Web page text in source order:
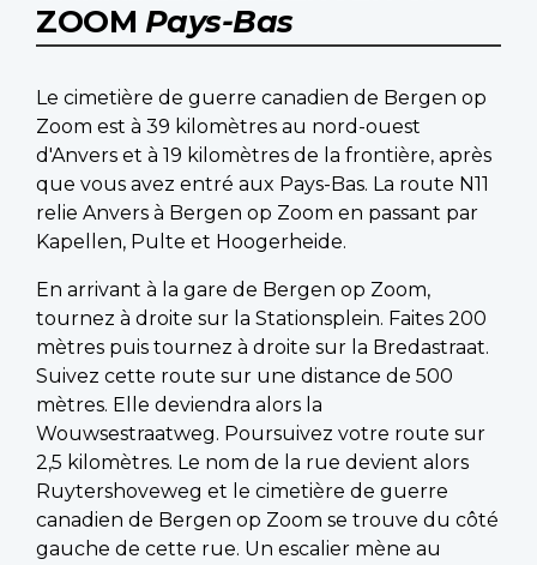
ZOOM Pays-Bas
Le cimetière de guerre canadien de Bergen op
Zoom est à 39 kilomètres au nord-ouest
d'Anvers et à 19 kilomètres de la frontière, après
que vous avez entré aux Pays-Bas. La route N11
relie Anvers à Bergen op Zoom en passant par
Kapellen, Pulte et Hoogerheide.
En arrivant à la gare de Bergen op Zoom,
tournez à droite sur la Stationsplein. Faites 200
mètres puis tournez à droite sur la Bredastraat.
Suivez cette route sur une distance de 500
mètres. Elle deviendra alors la
Wouwsestraatweg. Poursuivez votre route sur
2,5 kilomètres. Le nom de la rue devient alors
Ruytershoveweg et le cimetière de guerre
canadien de Bergen op Zoom se trouve du côté
gauche de cette rue. Un escalier mène au